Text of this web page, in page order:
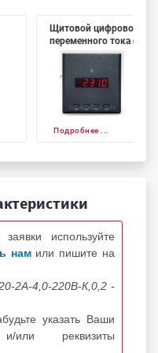
Щитовой цифровой
переменного тока
Подробнее ...
используйте
нам или пишите на
2А-4,0-220В-К,0,2 -
указать Ваши
или реквизиты